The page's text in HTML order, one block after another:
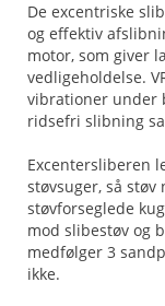
De excentriske
og effektiv
motor, som giver
vedligeholdelse.
vibrationer under
ridsefri slibning
Excentersliberen
støvsuger, så
støvforseglede
mod slibestøv og
medfølger 3
ikke.